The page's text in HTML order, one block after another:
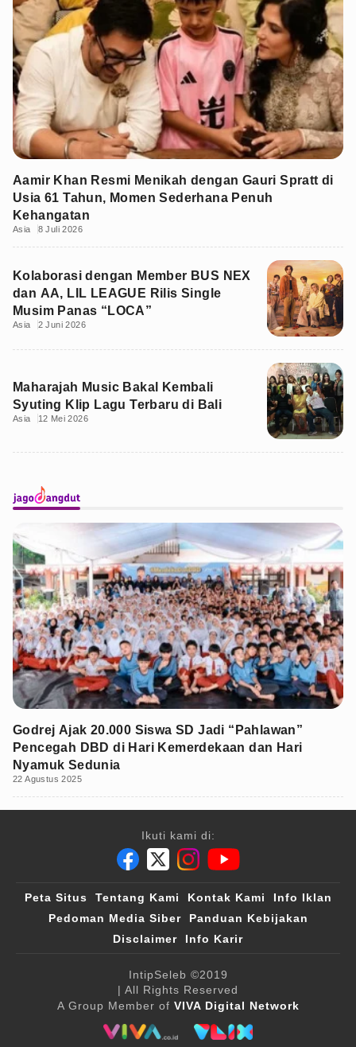
Aamir Khan Resmi Menikah dengan Gauri Spratt di
Usia 61 Tahun, Momen Sederhana Penuh
Kehangatan
Asia 8 Juli 2026
Kolaborasi dengan Member BUS NEX
dan AA, LIL LEAGUE Rilis Single
Musim Panas “LOCA”
Asia 2 Juni 2026
Maharajah Music Bakal Kembali
Syuting Klip Lagu Terbaru di Bali
Asia 12 Mei 2026
Godrej Ajak 20.000 Siswa SD Jadi “Pahlawan”
Pencegah DBD di Hari Kemerdekaan dan Hari
Nyamuk Sedunia
22 Agustus 2025
Ikuti kami di:
Peta Situs Tentang Kami Kontak Kami
Info Iklan
Pedoman Media Siber
Panduan Kebijakan
Disclaimer
Info Karir
IntipSeleb ©2019
| All Rights Reserved
A Group Member of VIVA Digital Network